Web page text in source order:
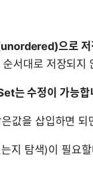
으로
서대로 저장되
는 수정이 가능합
은값을 삽입하면 되
지 탐색)이 필요